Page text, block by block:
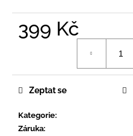
399 Kč
Kategorie:
Záruka:
Zeptat se
e
m
e